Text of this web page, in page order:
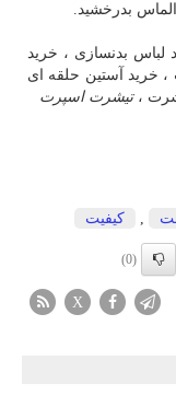
الماس بدرخشید.
لباس بدنسازی ، خرید
، خرید آستین حلقه ای
،تیشرت اسپرت
, كیفیت
(0)
X